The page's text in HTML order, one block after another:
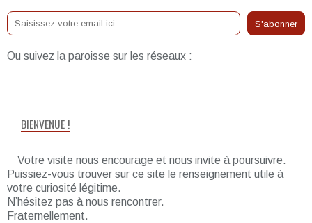
Ou suivez la paroisse sur les réseaux :
BIENVENUE !
Votre visite nous encourage et nous invite à poursuivre.
Puissiez-vous trouver sur ce site le renseignement utile à
votre curiosité légitime.
N’hésitez pas à nous rencontrer.
Fraternellement.